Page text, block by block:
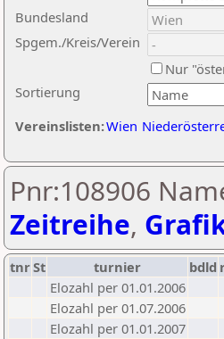
Sortierung
Bundesland
Spgem./Kreis/Verein
Nur
Vereinslisten:Wien
Pnr:108906
Zeitreihe,
tnrSt turnier bdld
Elozahl per 01.01.2006
Elozahl per 01.07.2006
Elozahl per 01.01.2007